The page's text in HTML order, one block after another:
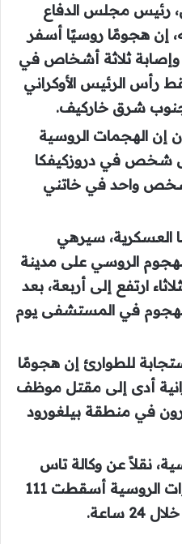
رئيس مجلس الدفاع
إن هجومًا روسيًا أسفر
ثلاثة أشخاص في
رأس الرئيس الأوكراني
جنوب شرق خاركيف.
إن الهجمات الروسية
شخص في دروزكيفكا
واحد في خاتني
العسكرية، سيرهي
الروسي على مدينة
ارتفع إلى أربعة، بعد
في المستشفى يوم
للطوارئ إن هجومًا
أدى إلى مقتل موظف
في منطقة بيلغورود
نقلاً عن وكالة تاس
الروسية للأنباء، إن القوات الروسية أسقطت 111
ساعة.